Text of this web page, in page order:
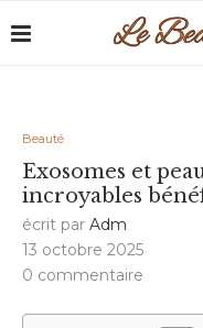
Beauté
Exosomes et
incroyables
écrit par Adm
13 octobre 2025
0 commentaire